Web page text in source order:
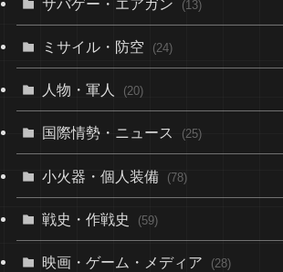
サバゲー・エアガン (13)
ミサイル・防空 (24)
人物・軍人 (20)
国際情勢・ニュース (25)
小火器・個人装備 (78)
戦史・作戦史 (59)
映画・ゲーム・メディア (28)